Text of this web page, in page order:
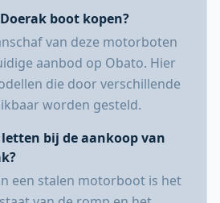
boot kopen?
van deze motorboten
aanbod op Obato. Hier
die door verschillende
worden gesteld.
bij de aankoop van
een stalen motorboot is het